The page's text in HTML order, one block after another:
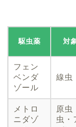
駆虫薬 対
フェン
ベンダ
ゾール
線虫
メトロ
ニダゾ
原虫
虫・